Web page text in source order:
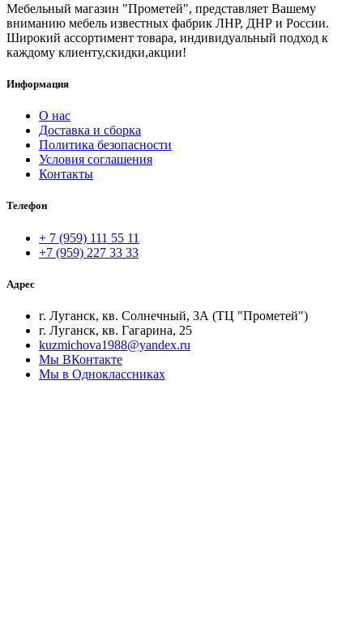
Мебельный магазин "Прометей", представляет Вашему
вниманию мебель известных фабрик ЛНР, ДНР и России.
Широкий ассортимент товара, индивидуальный подход к
каждому клиенту,скидки,акции!
Информация
О нас
Доставка и сборка
Политика безопасности
Условия соглашения
Контакты
Телефон
+ 7 (959) 111 55 11
+7 (959) 227 33 33
Адрес
г. Луганск, кв. Солнечный, 3А (ТЦ "Прометей")
г. Луганск, кв. Гагарина, 25
kuzmichova1988@yandex.ru
Мы ВКонтакте
Мы в Одноклассниках